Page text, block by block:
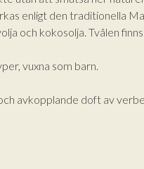
enligt den traditionella
och kokosolja. Tvålen
vuxna som barn.
avkopplande doft av